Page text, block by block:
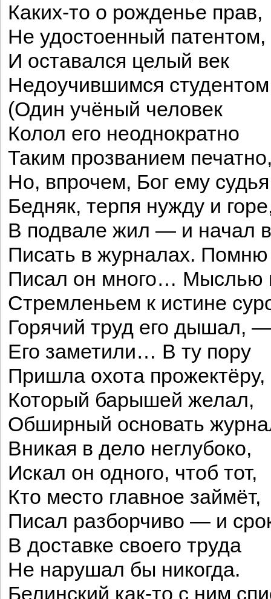
Каких-то о рожденье прав,
Не удостоенный
И оставался целый век
Недоучившимся
(Один учёный человек
Колол его неоднократно
Таким прозванием
Но, впрочем, Бог ему
Бедняк, терпя нужду и
В подвале жил — и начал
Писать в журналах. Помню
Писал он много… Мыслью
Стремленьем к истине
Горячий труд его дышал,
Его заметили… В ту пору
Пришла охота прожектёру,
Который барышей желал,
Обширный основать
Вникая в дело неглубоко,
Искал он одного, чтоб тот,
Кто место главное займёт,
Писал разборчиво — и
В доставке своего труда
Не нарушал бы никогда.
Белинский как-то с ним